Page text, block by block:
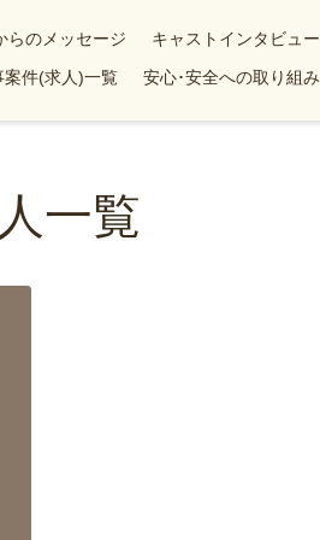
らのメッセージ
キャストインタビュー
案件(求人)一覧 安心･安全への取り組み
一覧